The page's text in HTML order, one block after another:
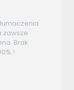
zawsze
Brak
!